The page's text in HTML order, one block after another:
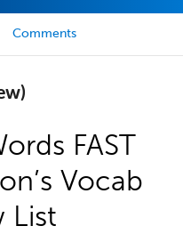
Comments
FAST
Vocab
List